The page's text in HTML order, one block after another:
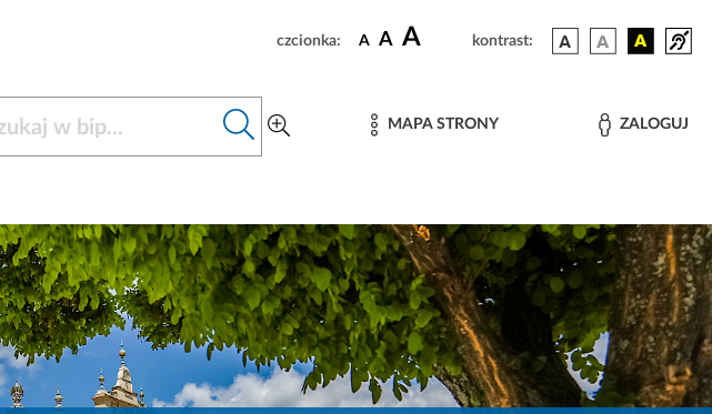
czcionka: A A A kontrast:
MAPA STRONY ZALOGUJ